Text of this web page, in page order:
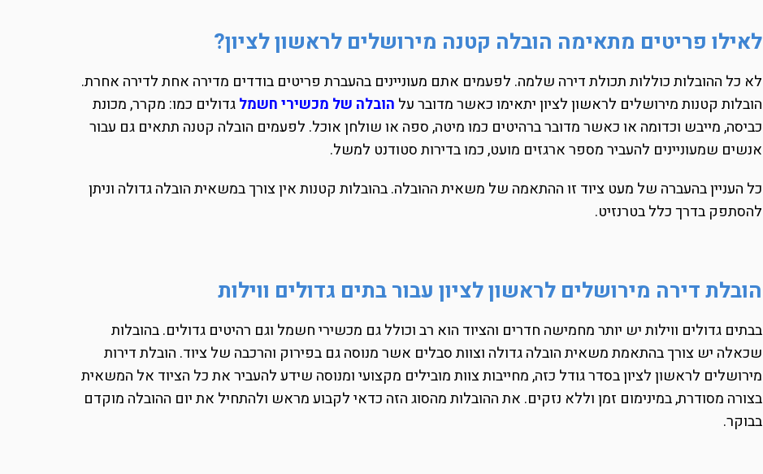
לאילו פריטים מתאימה הובלה קטנה מירושלים לראשון לציון?
לא כל ההובלות כוללות תכולת דירה שלמה. לפעמים אתם מעוניינים בהעברת פריטים בודדים מדירה אחת לדירה אחרת.
הובלות קטנות מירושלים לראשון לציון יתאימו כאשר מדובר על הובלה של מכשירי חשמלגדולים כמו: מקרר, מכונת
כביסה, מייבש וכדומה או כאשר מדובר ברהיטים כמו מיטה, ספה או שולחן אוכל. לפעמים הובלה קטנה תתאים גם עבור
אנשים שמעוניינים להעביר מספר ארגזים מועט, כמו בדירות סטודנט למשל.
כל העניין בהעברה של מעט ציוד זו ההתאמה של משאית ההובלה. בהובלות קטנות אין צורך במשאית הובלה גדולה וניתן
להסתפק בדרך כלל בטרנזיט.
הובלת דירה מירושלים לראשון לציון עבור בתים גדולים ווילות
בבתים גדולים ווילות יש יותר מחמישה חדרים והציוד הוא רב וכולל גם מכשירי חשמל וגם רהיטים גדולים. בהובלות
שכאלה יש צורך בהתאמת משאית הובלה גדולה וצוות סבלים אשר מנוסה גם בפירוק והרכבה של ציוד. הובלת דירות
מירושלים לראשון לציון בסדר גודל כזה, מחייבות צוות מובילים מקצועי ומנוסה שידע להעביר את כל הציוד אל המשאית
בצורה מסודרת, במינימום זמן וללא נזקים. את ההובלות מהסוג הזה כדאי לקבוע מראש ולהתחיל את יום ההובלה מוקדם
בבוקר.